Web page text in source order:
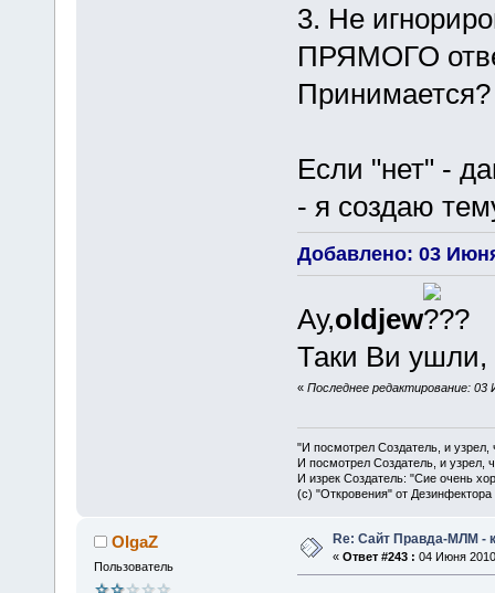
3. Не
ПРЯМОГО
Принимается?
Если "нет" -
- я создаю
Добавлено: 03
Ау,oldjew
Таки Ви ушли,
« Последнее редактирование:
"И посмотрел Создатель, и
И посмотрел Создатель, и узрел,
И изрек Создатель: "Сие очень
(с) "Откровения" от Дезинфектора
OlgaZ
Пользователь
Re: Сайт Правда-МЛМ -
« Ответ #243 : 04 Июня